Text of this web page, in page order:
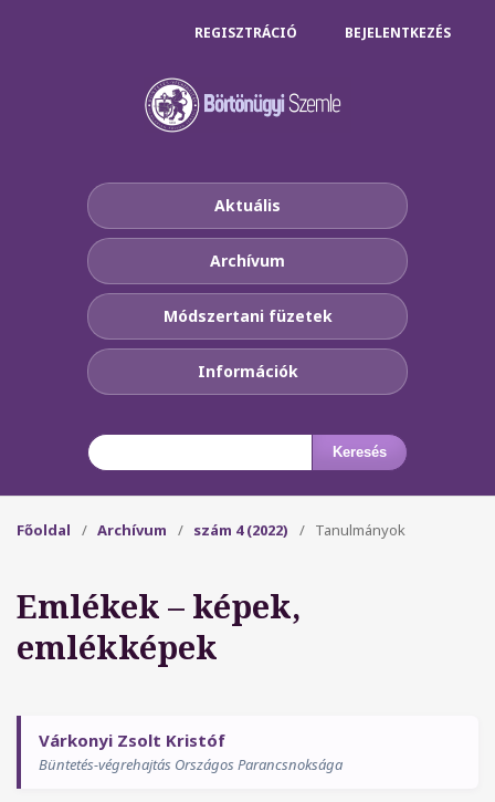
Aktuális
Archívum
Módszertani füzetek
Információk
Keresés
REGISZTRÁCIÓ BEJELENTKEZÉS
Főoldal / Archívum / szám 4 (2022) / Tanulmányok
Emlékek – képek,
emlékképek
Várkonyi Zsolt Kristóf
Büntetés-végrehajtás Országos Parancsnoksága